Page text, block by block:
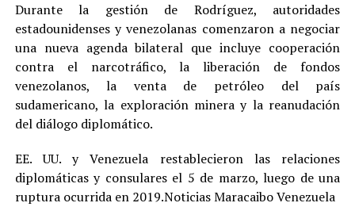
Durante la gestión de Rodríguez, autoridades
estadounidenses y venezolanas comenzaron a negociar
una nueva agenda bilateral que incluye cooperación
contra el narcotráfico, la liberación de fondos
venezolanos, la venta de petróleo del país
sudamericano, la exploración minera y la reanudación
del diálogo diplomático.
EE. UU. y Venezuela restablecieron las relaciones
diplomáticas y consulares el 5 de marzo, luego de una
ruptura ocurrida en 2019.Noticias Maracaibo Venezuela